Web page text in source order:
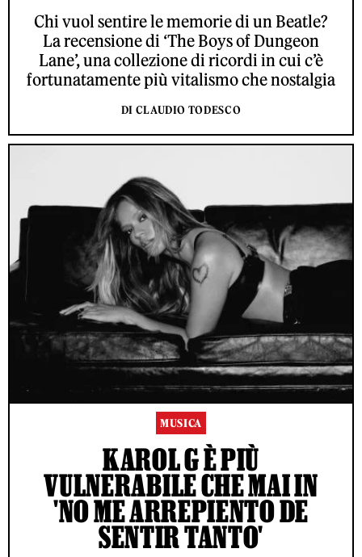
Chi vuol sentire le memorie di un Beatle?
La recensione di ‘The Boys of Dungeon
Lane’, una collezione di ricordi in cui c’è
fortunatamente più vitalismo che nostalgia
DI CLAUDIO TODESCO
MUSICA
KAROL G È PIÙ
VULNERABILE CHE MAI IN
'NO ME ARREPIENTO DE
SENTIR TANTO'